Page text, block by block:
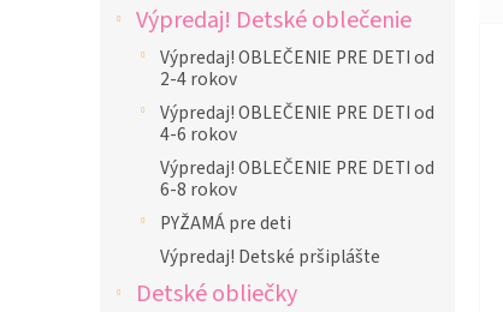
Výpredaj! Detské oblečenie
Výpredaj! OBLEČENIE PRE DETI od
2-4 rokov
Výpredaj! OBLEČENIE PRE DETI od
4-6 rokov
Výpredaj! OBLEČENIE PRE DETI od
6-8 rokov
PYŽAMÁ pre deti
Výpredaj! Detské pršiplášte
Detské obliečky